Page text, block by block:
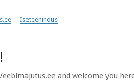
Iseteenindus
and welcome you